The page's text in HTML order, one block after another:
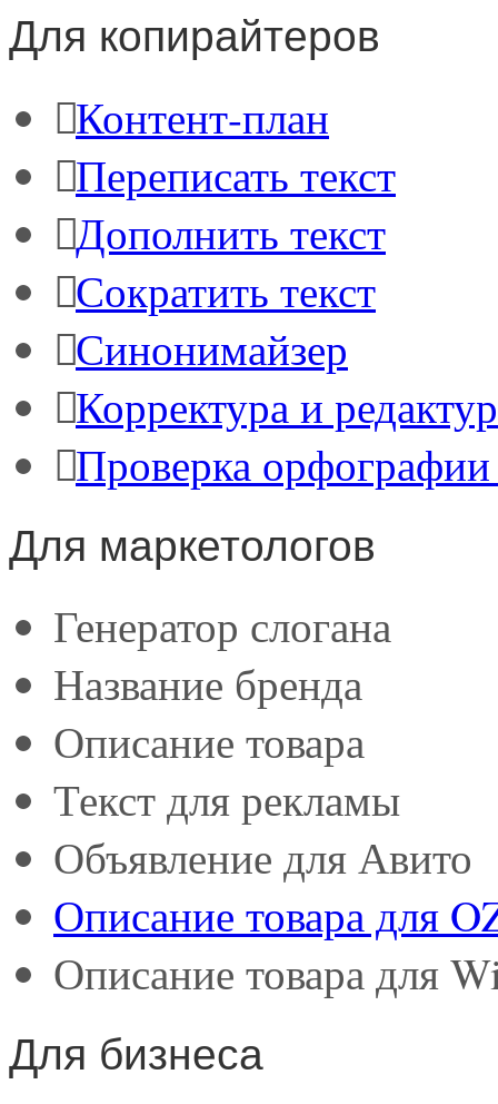
Для копирайтеров
Контент-план
Переписать текст
Дополнить текст
Сократить текст
Синонимайзер
Корректура и
Проверка
Для маркетологов
Генератор слогана
Название бренда
Описание товара
Текст для рекламы
Объявление для Авито
Описание товара для
Описание товара для
Для бизнеса